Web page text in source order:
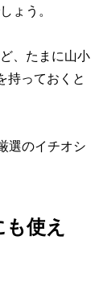
ょう。
、たまに山小
持っておくと
選のイチオシ
使え